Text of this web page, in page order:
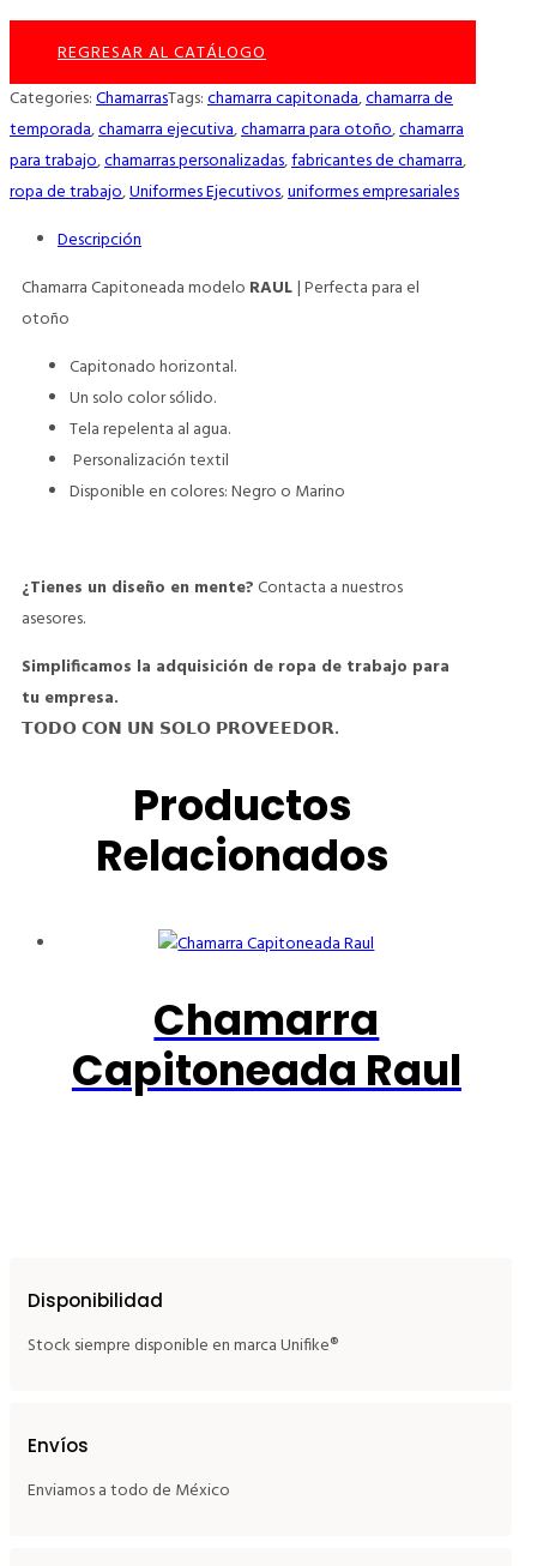
REGRESAR AL CATÁLOGO
Categories:ChamarrasTags:chamarra capitonada,chamarra de
temporada,chamarra ejecutiva,chamarra para otoño,chamarra
para trabajo,chamarras personalizadas,fabricantes de chamarra,
ropa de trabajo,Uniformes Ejecutivos,uniformes empresariales
Descripción
Chamarra Capitoneada modelo RAUL| Perfecta para el
otoño
Capitonado horizontal.
Un solo color sólido.
Tela repelenta al agua.
Personalización textil
Disponible en colores: Negro o Marino
¿Tienes un diseño en mente?Contacta a nuestros
asesores.
Simplificamos la adquisición de ropa de trabajo para
tu empresa.
𝗧𝗢𝗗𝗢 𝗖𝗢𝗡 𝗨𝗡 𝗦𝗢𝗟𝗢 𝗣𝗥𝗢𝗩𝗘𝗘𝗗𝗢𝗥.
Productos
Relacionados
Chamarra
Capitoneada Raul
Disponibilidad
Stock siempre disponible en marca Unifike®
Envíos
Enviamos a todo de México